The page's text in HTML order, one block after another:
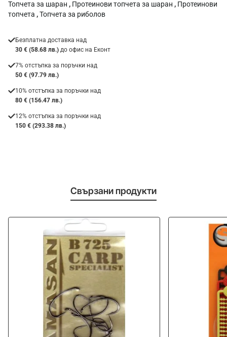
Топчета за шаран , Протеинови топчета за шаран , Протеинови
топчета ,Топчета за риболов
Безплатна доставка над
30 € (58.68 лв.) до офис на Еконт
7% отстъпка за поръчки над
50 € (97.79 лв.)
10% отстъпка за поръчки над
80 € (156.47 лв.)
12% отстъпка за поръчки над
150 € (293.38 лв.)
Свързани продукти